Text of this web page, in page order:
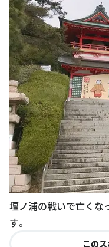
壇ノ浦の戦いで亡くな
す。
この